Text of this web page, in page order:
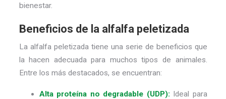
bienestar.
Beneficios de la alfalfa peletizada
La alfalfa peletizada tiene una serie de beneficios que
la hacen adecuada para muchos tipos de animales.
Entre los más destacados, se encuentran:
Alta proteína no degradable (UDP): Ideal para